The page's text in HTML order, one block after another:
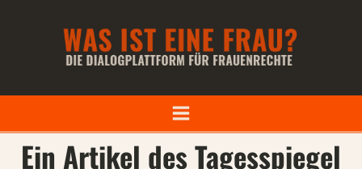
Ein Artikel des Tagesspiegel